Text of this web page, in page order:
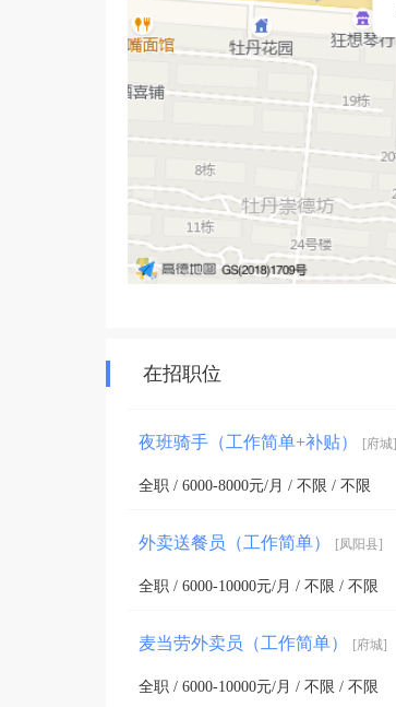
在招职位
夜班骑手（工作简单+补贴） [府城]
全职 / 6000-8000元/月 / 不限 / 不限
外卖送餐员（工作简单） [凤阳县]
全职 / 6000-10000元/月 / 不限 / 不限
麦当劳外卖员（工作简单） [府城]
全职 / 6000-10000元/月 / 不限 / 不限